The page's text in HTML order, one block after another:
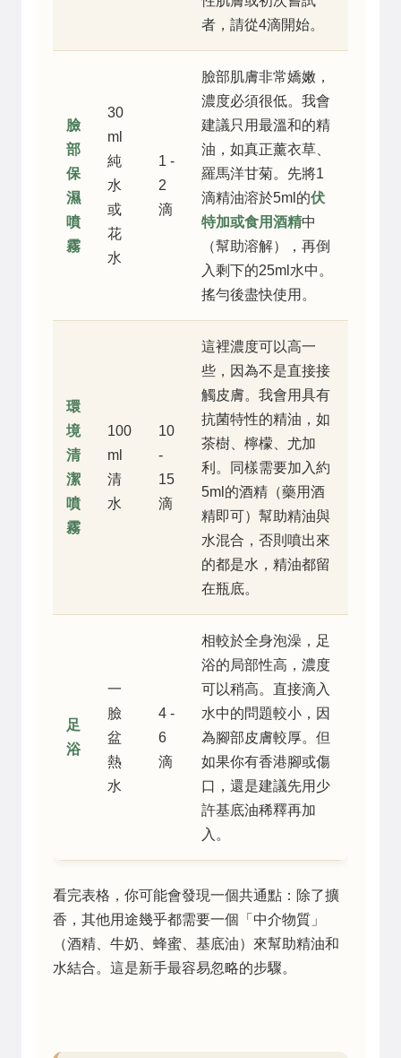
者，請從4滴開始。
臉
部
保
濕
噴
霧
30
ml
純
水
或
花
水
1 -
2
滴
臉部肌膚非常嬌嫩，
濃度必須很低。我會
建議只用最溫和的精
油，如真正薰衣草、
羅馬洋甘菊。先將1
滴精油溶於5ml的伏
特加或食用酒精中
（幫助溶解），再倒
入剩下的25ml水中。
搖勻後盡快使用。
環
境
清
潔
噴
霧
100
ml
清
水
10
-
15
滴
這裡濃度可以高一
些，因為不是直接接
觸皮膚。我會用具有
抗菌特性的精油，如
茶樹、檸檬、尤加
利。同樣需要加入約
5ml的酒精（藥用酒
精即可）幫助精油與
水混合，否則噴出來
的都是水，精油都留
在瓶底。
足
浴
一
臉
盆
熱
水
4 -
6
滴
相較於全身泡澡，足
浴的局部性高，濃度
可以稍高。直接滴入
水中的問題較小，因
為腳部皮膚較厚。但
如果你有香港腳或傷
口，還是建議先用少
許基底油稀釋再加
入。
看完表格，你可能會發現一個共通點：除了擴
香，其他用途幾乎都需要一個「中介物質」
（酒精、牛奶、蜂蜜、基底油）來幫助精油和
水結合。這是新手最容易忽略的步驟。